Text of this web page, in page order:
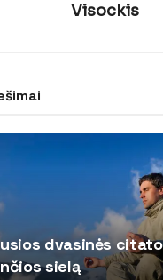
Visockis
dvasinės
sielą